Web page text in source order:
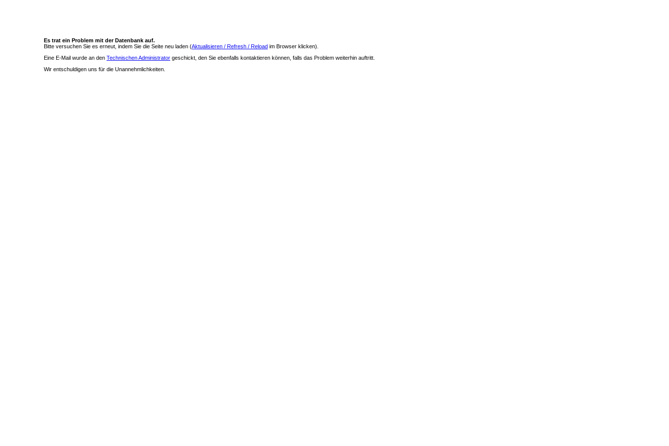
Es trat ein Problem mit der Datenbank auf.
Bitte versuchen Sie es erneut, indem Sie die Seite neu laden (Aktualisieren / Refresh / Reload im Browser klicken).
Eine E-Mail wurde an den Technischen Administrator geschickt, den Sie ebenfalls kontaktieren können, falls das Problem weiterhin auftritt.
Wir entschuldigen uns für die Unannehmlichkeiten.